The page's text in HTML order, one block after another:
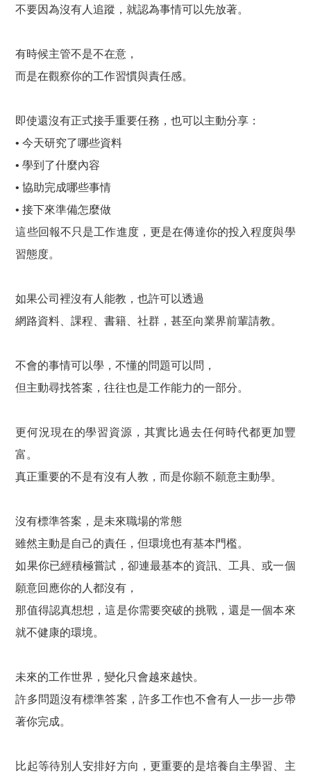
不要因為沒有人追蹤，就認為事情可以先放著。
有時候主管不是不在意，
而是在觀察你的工作習慣與責任感。
即使還沒有正式接手重要任務，也可以主動分享：
• 今天研究了哪些資料
• 學到了什麼內容
• 協助完成哪些事情
• 接下來準備怎麼做
這些回報不只是工作進度，更是在傳達你的投入程度與學
習態度。
如果公司裡沒有人能教，也許可以透過
網路資料、課程、書籍、社群，甚至向業界前輩請教。
不會的事情可以學，不懂的問題可以問，
但主動尋找答案，往往也是工作能力的一部分。
更何況現在的學習資源，其實比過去任何時代都更加豐
富。
真正重要的不是有沒有人教，而是你願不願意主動學。
沒有標準答案，是未來職場的常態
雖然主動是自己的責任，但環境也有基本門檻。
如果你已經積極嘗試，卻連最基本的資訊、工具、或一個
願意回應你的人都沒有，
那值得認真想想，這是你需要突破的挑戰，還是一個本來
就不健康的環境。
未來的工作世界，變化只會越來越快。
許多問題沒有標準答案，許多工作也不會有人一步一步帶
著你完成。
比起等待別人安排好方向，更重要的是培養自主學習、主